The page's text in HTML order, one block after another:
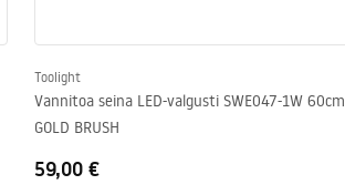
Toolight
Vannitoa seina LED-valgusti SWE047-1W 60cm
GOLD BRUSH
59,00 €